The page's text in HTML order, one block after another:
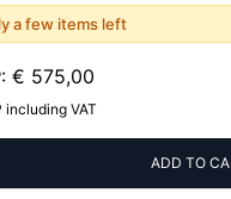
a few items left
: € 575,00
including VAT
ADD TO